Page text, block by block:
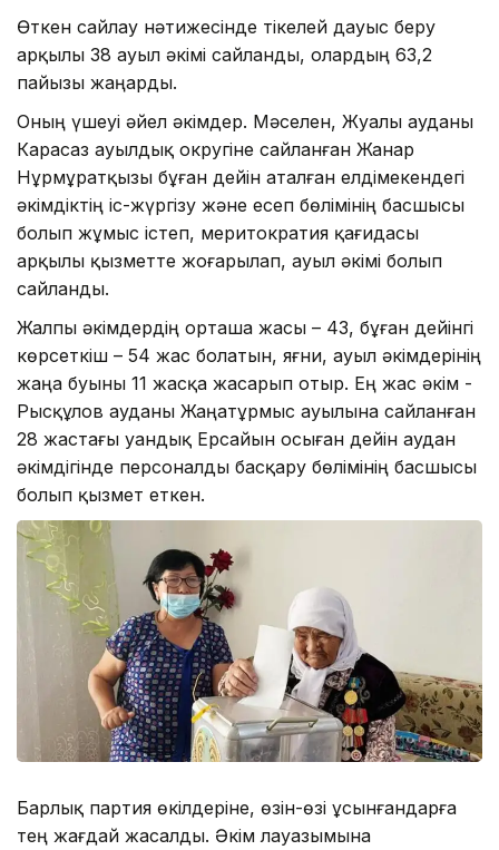
Өткен сайлау нәтижесінде тікелей дауыс беру
арқылы 38 ауыл әкімі сайланды, олардың 63,2
пайызы жаңарды.
Оның үшеуі әйел әкімдер. Мәселен, Жуалы ауданы
Карасаз ауылдық округіне сайланған Жанар
Нұрмұратқызы бұған дейін аталған елдімекендегі
әкімдіктің іс-жүргізу және есеп бөлімінің басшысы
болып жұмыс істеп, меритократия қағидасы
арқылы қызметте жоғарылап, ауыл әкімі болып
сайланды.
Жалпы әкімдердің орташа жасы – 43, бұған дейінгі
көрсеткіш – 54 жас болатын, яғни, ауыл әкімдерінің
жаңа буыны 11 жасқа жасарып отыр. Ең жас әкім -
Рысқұлов ауданы Жаңатұрмыс ауылына сайланған
28 жастағы Қуандық Ерсайын осыған дейін аудан
әкімдігінде персоналды басқару бөлімінің басшысы
болып қызмет еткен.
Барлық партия өкілдеріне, өзін-өзі ұсынғандарға
тең жағдай жасалды. Әкім лауазымына